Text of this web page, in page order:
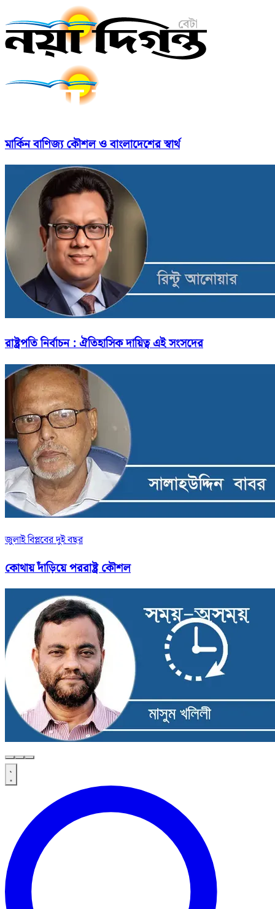
মার্কিন বাণিজ্য কৌশল ও বাংলাদেশের স্বার্থ
রাষ্ট্রপতি নির্বাচন : ঐতিহাসিক দায়িত্ব এই সংসদের
জুলাই বিপ্লবের দুই বছর
কোথায় দাঁড়িয়ে পররাষ্ট্র কৌশল